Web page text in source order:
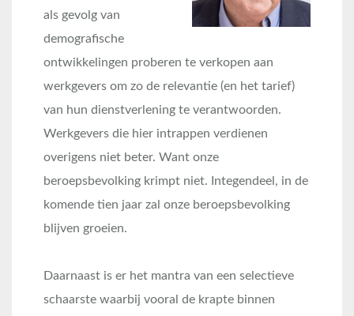
als gevolg van
demografische
ontwikkelingen proberen te verkopen aan
werkgevers om zo de relevantie (en het tarief)
van hun dienstverlening te verantwoorden.
Werkgevers die hier intrappen verdienen
overigens niet beter. Want onze
beroepsbevolking krimpt niet. Integendeel, in de
komende tien jaar zal onze beroepsbevolking
blijven groeien.
Daarnaast is er het mantra van een selectieve
schaarste waarbij vooral de krapte binnen